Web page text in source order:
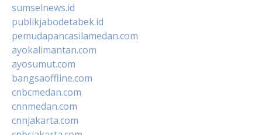
sumselnews.id
publikjabodetabek.id
pemudapancasilamedan.com
ayokalimantan.com
ayosumut.com
bangsaoffline.com
cnbcmedan.com
cnnmedan.com
cnnjakarta.com